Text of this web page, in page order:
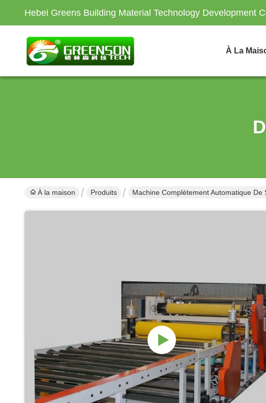
Hebei Greens Building Material Technology Development
À La
À la maison Produits Machine Complètement Automatique De